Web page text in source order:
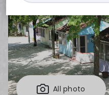
All photo